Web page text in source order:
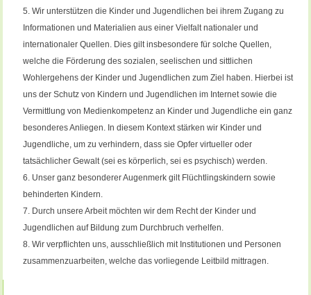
Wir unterstützen die Kinder und Jugendlichen bei ihrem Zugang zu
Informationen und Materialien aus einer Vielfalt nationaler und
internationaler Quellen. Dies gilt insbesondere für solche Quellen,
welche die Förderung des sozialen, seelischen und sittlichen
Wohlergehens der Kinder und Jugendlichen zum Ziel haben. Hierbei ist
uns der Schutz von Kindern und Jugendlichen im Internet sowie die
Vermittlung von Medienkompetenz an Kinder und Jugendliche ein ganz
besonderes Anliegen. In diesem Kontext stärken wir Kinder und
Jugendliche, um zu verhindern, dass sie Opfer virtueller oder
tatsächlicher Gewalt (sei es körperlich, sei es psychisch) werden.
Unser ganz besonderer Augenmerk gilt Flüchtlingskindern sowie
behinderten Kindern.
Durch unsere Arbeit möchten wir dem Recht der Kinder und
Jugendlichen auf Bildung zum Durchbruch verhelfen.
Wir verpflichten uns, ausschließlich mit Institutionen und Personen
zusammenzuarbeiten, welche das vorliegende Leitbild mittragen.